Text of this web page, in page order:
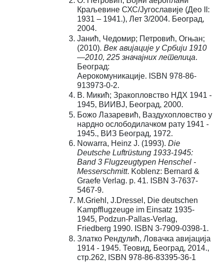
Краљевине СХС/Југославије (Део II:
1931 – 1941.), Лет 3/2004. Београд,
2004.
Јанић, Чедомир; Петровић, Огњан;
(2010). Век авијације у Србији 1910
—2010, 225 значајних летелица.
Београд:
Аерокомуникације. ISBN 978-86-
913973-0-2.
В. Микић; Зракопловство НДХ 1941 -
1945, ВИИВЈ, Београд, 2000.
Божо Лазаревић, Ваздухопловство у
нардно ослободилачком рату 1941 -
1945., ВИЗ Београд, 1972.
Nowarra, Heinz J. (1993). Die
Deutsche Luftrüstung 1933-1945:
Band 3 Flugzeugtypen Henschel -
Messerschmitt. Koblenz: Bernard &
Graefe Verlag. p. 41. ISBN 3-7637-
5467-9.
М.Griehl, J.Dressel, Die deutschen
Kampfflugzeuge im Einsatz 1935-
1945, Podzun-Pallas-Verlag,
Friedberg 1990. ISBN 3-7909-0398-1.
Златко Рендулић, Ловачка авијација
1914 - 1945. Теовид, Београд, 2014.,
стр.262, ISBN 978-86-83395-36-1